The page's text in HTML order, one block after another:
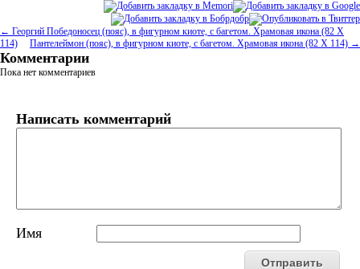
← Георгий Победоносец (пояс), в фигурном киоте, с багетом. Храмовая икона (82 Х
114)
Пантелеймон (пояс), в фигурном киоте, с багетом. Храмовая икона (82 Х 114) →
Комментарии
Пока нет комментариев
Написать комментарий
Имя